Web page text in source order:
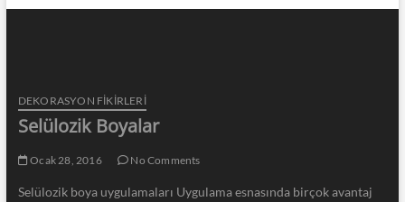
DEKORASYON FİKİRLERİ
Selülozik Boyalar
Ocak 28, 2016 No Comments
Selülozik boya uygulamaları Uygulama esnasında birçok avantaj